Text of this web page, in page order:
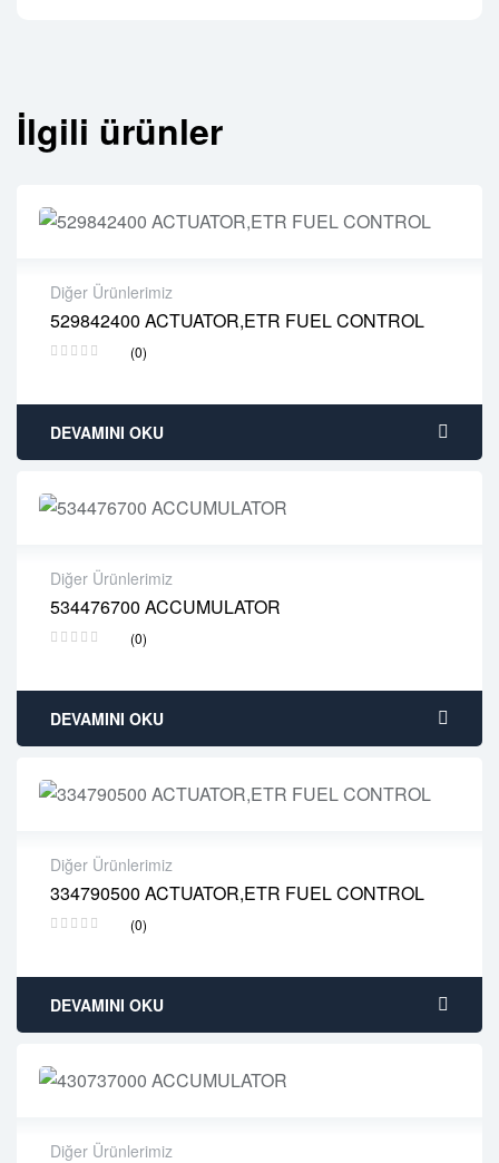
İlgili ürünler
Diğer Ürünlerimiz
529842400 ACTUATOR,ETR FUEL CONTROL
(0)
2 years warranty
Delivery time: 1-2 business days
DEVAMINI OKU
Diğer Ürünlerimiz
534476700 ACCUMULATOR
(0)
2 years warranty
Delivery time: 1-2 business days
DEVAMINI OKU
Diğer Ürünlerimiz
334790500 ACTUATOR,ETR FUEL CONTROL
(0)
2 years warranty
Delivery time: 1-2 business days
DEVAMINI OKU
Diğer Ürünlerimiz